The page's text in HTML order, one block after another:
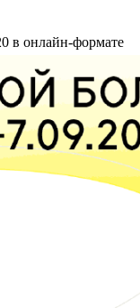
в онлайн-формате